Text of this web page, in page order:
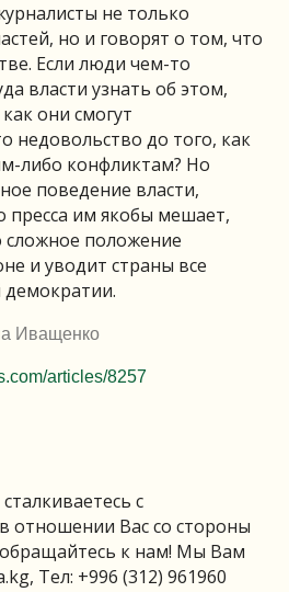
не только
но и говорят о том, что
Если люди чем-то
власти узнать об этом,
они смогут
недовольство до того, как
либо конфликтам? Но
поведение власти,
пресса им якобы мешает,
сложное положение
и уводит страны все
Иващенко
articles/8257
с
отношении Вас со стороны
к нам! Мы Вам
, Тел: +996 (312) 961960